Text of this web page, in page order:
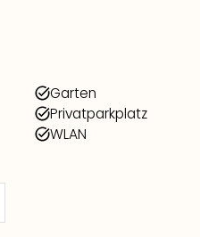
Garten
Privatparkplatz
WLAN